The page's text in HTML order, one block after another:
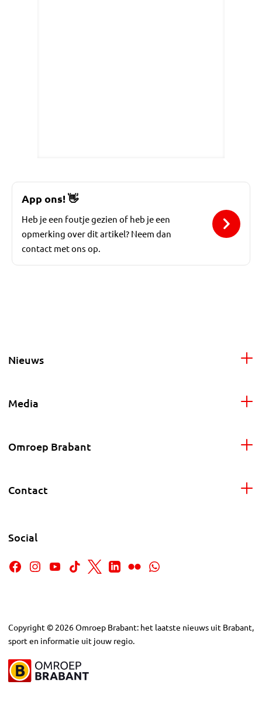
App ons!👋
Heb je een foutje gezien of heb je een
opmerking over dit artikel? Neem dan
contact met ons op.
Nieuws
Media
Omroep Brabant
Contact
Social
Copyright © 2026Omroep Brabant: het laatste nieuws uit Brabant,
sport en informatie uit jouw regio.